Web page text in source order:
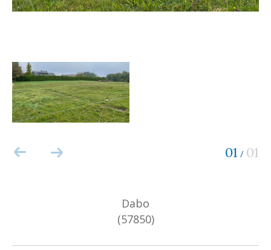
01 / 01
Dabo
(57850)